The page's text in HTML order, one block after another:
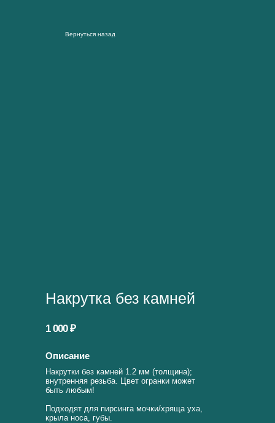
Вернуться назад
Накрутка без камней
Описание
Накрутки без камней 1.2 мм (толщина);
внутренняя резьба. Цвет огранки может
быть любым!
Подходят для пирсинга мочки/хряща уха,
крыла носа, губы.
1 000 ₽